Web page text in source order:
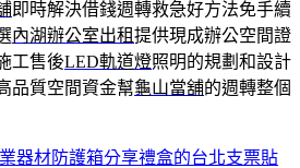
即時解決借錢週轉救急好方法免手續
內湖辦公室出租提供現成辦公空間證
工售後LED軌道燈照明的規劃和設計
品質空間資金幫龜山當舖的週轉整個
器材防護箱分享禮盒的台北支票貼